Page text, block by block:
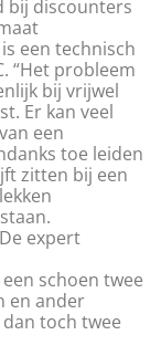
bij discounters
een technisch
“Het probleem
bij vrijwel
Er kan veel
een
toe leiden
zitten bij een
expert
schoen twee
en ander
toch twee